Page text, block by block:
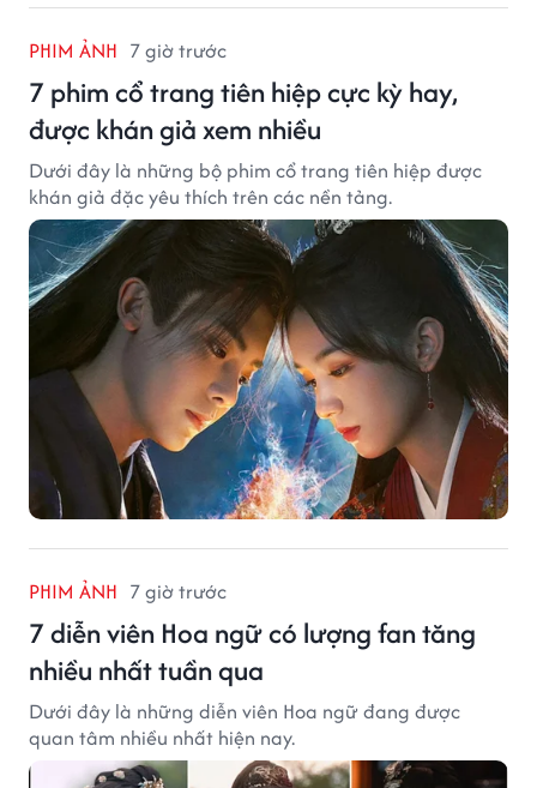
PHIM ẢNH 7 giờ trước
7 phim cổ trang tiên hiệp cực kỳ hay,
được khán giả xem nhiều
Dưới đây là những bộ phim cổ trang tiên hiệp được
khán giả đặc yêu thích trên các nền tảng.
PHIM ẢNH 7 giờ trước
7 diễn viên Hoa ngữ có lượng fan tăng
nhiều nhất tuần qua
Dưới đây là những diễn viên Hoa ngữ đang được
quan tâm nhiều nhất hiện nay.